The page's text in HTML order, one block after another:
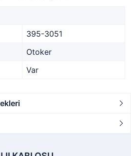
395-3051
Otoker
Var